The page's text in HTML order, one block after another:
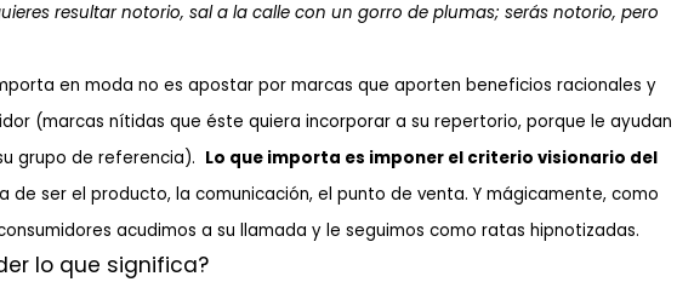
resultar notorio, sal a la calle con un gorro de plumas; serás notorio, pero
en moda no es apostar por marcas que aporten beneficios racionales y
(marcas nítidas que éste quiera incorporar a su repertorio, porque le ayudan
grupo de referencia). Lo que importa es imponer el criterio visionario del
de ser el producto, la comunicación, el punto de venta. Y mágicamente, como
acudimos a su llamada y le seguimos como ratas hipnotizadas.
lo que significa?